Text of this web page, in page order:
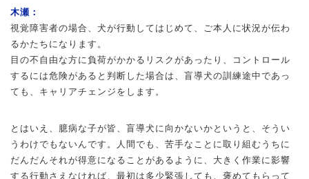
木瀬：
視覚障害者の場合、犬が行動してはじめて、ご本人に状況が伝わ
るかたちになります。
目の不自由な方に負荷がかかるリスクがあったり、コントロール
するには危険があると判断した場合は、盲導犬の訓練途中であっ
ても、キャリアチェンジをします。
とはいえ、臆病な子が皆、盲導犬に向かないかというと、そうい
うわけでもないんです。人間でも、苦手なことに取り組むうちに
だんだんそれが得意になることがあるように、大きく作業に影響
する行動さえなければ、最初は多少緊張しても、褒めてもらって